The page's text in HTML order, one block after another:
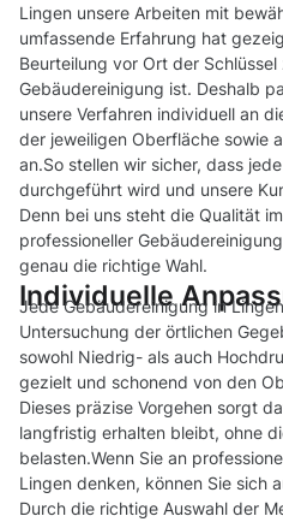
Lingen unsere Arbeiten mit
umfassende Erfahrung hat
Beurteilung vor Ort der
Gebäudereinigung ist. Deshalb
unsere Verfahren individuell an
der jeweiligen Oberfläche sowie
an.So stellen wir sicher, dass
durchgeführt wird und unsere
Denn bei uns steht die Qualität
professioneller
genau die richtige Wahl.
Individuelle
Jede Gebäudereinigung in
Untersuchung der örtlichen
sowohl Niedrig- als auch
gezielt und schonend von den
Dieses präzise Vorgehen sorgt
langfristig erhalten bleibt, ohne
belasten.Wenn Sie an
Lingen denken, können Sie sich
Durch die richtige Auswahl der